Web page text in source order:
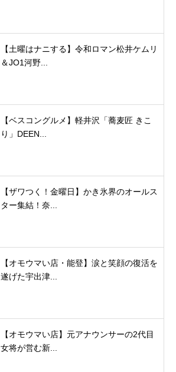
【土曜はナニする】令和ロマン松井ケムリ
＆JO1河野...
【ベスコングルメ】軽井沢「蕎麦匠 きこ
り」DEEN...
【ザワつく！金曜日】かき氷界のオールス
ター集結！奈...
【オモウマい店・能登】涙と笑顔の復活を
遂げた宇出津...
【オモウマい店】元アナウンサーの2代目
女将が営む新...